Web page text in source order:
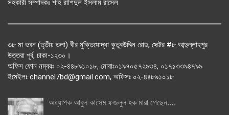
সহকারী সম্পাদকঃ শাহ রাশিদুল ইসলাম রাসেল
৩৮ মা ভবন (তৃতীয় তলা) বীর মুক্তিযোদ্ধা কুতুবউদ্দিন রোড, সেক্টর #৮ আব্দুল্লাহপুর
উত্তরা পূর্ব, ঢাকা-১২৩০।
অফিস ফোন নম্বরঃ ০২-৪৪৮৯১০১৮, মোবাঃ০১৯৭০৫৭২৯৩৪, ০১৭১৩৩৯৪৭৯৯
ইমেইলঃ channel7bd@gmail.com, অফিসঃ ০২-৪৪৮৯১০১৮
অধ্যাপক আবুল কাসেম ফজলুল হক মারা গেছেন….